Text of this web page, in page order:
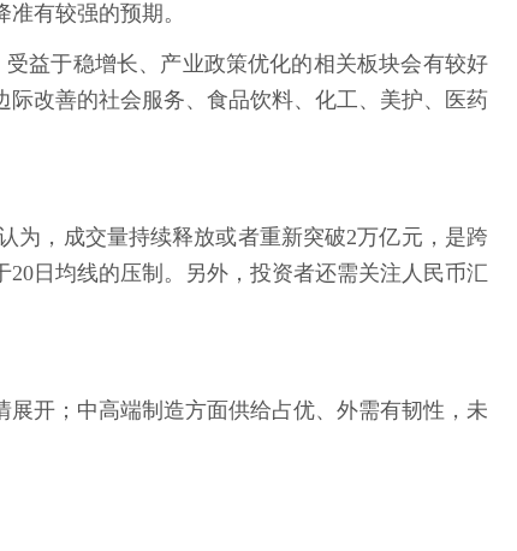
有较强的预期。
益于稳增长、产业政策优化的相关板块会有较好
改善的社会服务、食品饮料、化工、美护、医药
为，成交量持续释放或者重新突破2万亿元，是跨
日均线的压制。另外，投资者还需关注人民币汇
开；中高端制造方面供给占优、外需有韧性，未